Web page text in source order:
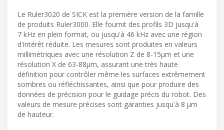
Le Ruler3020 de SICK est la première version de la famille
de produits Ruler3000. Elle fournit des profils 3D jusqu'à
7 kHz en plein format, ou jusqu'à 46 kHz avec une région
d'intérêt réduite. Les mesures sont produites en valeurs
millimétriques avec une résolution Z de 8-15µm et une
résolution X de 63-88µm, assurant une très haute
définition pour contrôler même les surfaces extrêmement
sombres ou réfléchissantes, ainsi que pour produire des
données de précision pour le guidage précis du robot. Des
valeurs de mesure précises sont garanties jusqu'à 8 µm
de hauteur.